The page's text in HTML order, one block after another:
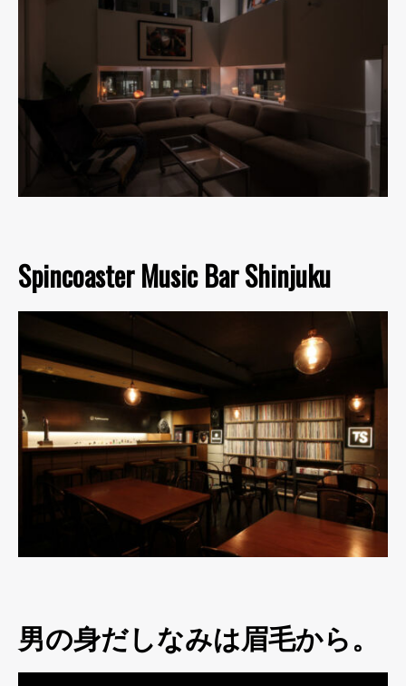
Spincoaster Music Bar Shinjuku
男の身だしなみは眉毛から。